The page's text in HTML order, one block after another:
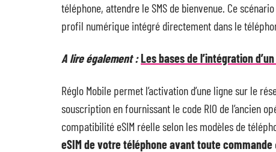
téléphone, attendre le SMS de bienvenue. Ce
profil numérique intégré directement dans le
A lire également :Les bases de l’intégration
Réglo Mobile permet l’activation d’une ligne sur le
souscription en fournissant le code RIO de l’ancien
compatibilité eSIM réelle selon les modèles de
eSIM de votre téléphone avant toute commande